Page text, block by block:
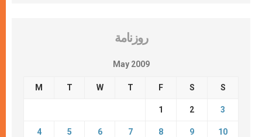
روزنامة
May 2009
M T W T F S S
1 2 3
4 5 6 7 8 9 10